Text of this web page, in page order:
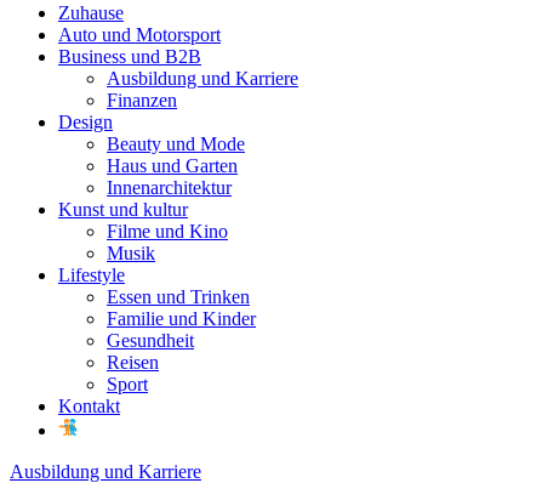
Zuhause
Auto und Motorsport
Business und B2B
Ausbildung und Karriere
Finanzen
Design
Beauty und Mode
Haus und Garten
Innenarchitektur
Kunst und kultur
Filme und Kino
Musik
Lifestyle
Essen und Trinken
Familie und Kinder
Gesundheit
Reisen
Sport
Kontakt
Ausbildung und Karriere